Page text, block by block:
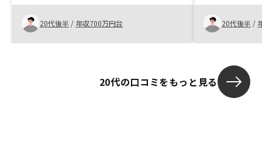
20代後半 / 年収700万円台
した不動産投
良いと思う。
れば、長期保
る可能性もあ
20代後半 /
20代の口コミをもっと見る